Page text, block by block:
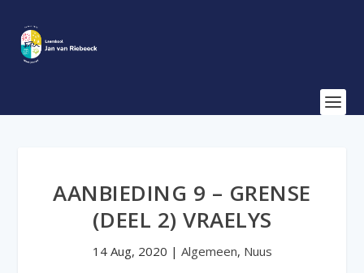
AANBIEDING 9 – GRENSE
(DEEL 2) VRAELYS
14 Aug, 2020 | Algemeen, Nuus